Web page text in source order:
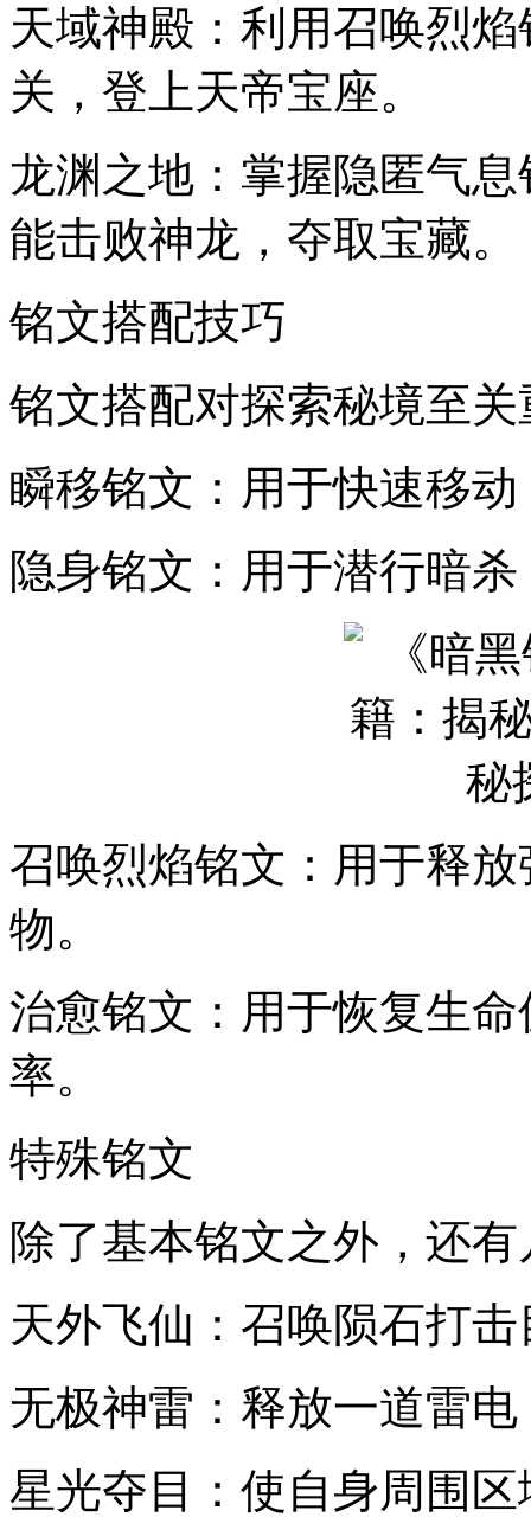
天域神殿：利用召唤烈
关，登上天帝宝座。
龙渊之地：掌握隐匿气
能击败神龙，夺取宝藏。
铭文搭配技巧
铭文搭配对探索秘境至关
瞬移铭文：用于快速移
隐身铭文：用于潜行暗
召唤烈焰铭文：用于释
物。
治愈铭文：用于恢复生
率。
特殊铭文
除了基本铭文之外，还
天外飞仙：召唤陨石打
无极神雷：释放一道雷
星光夺目：使自身周围